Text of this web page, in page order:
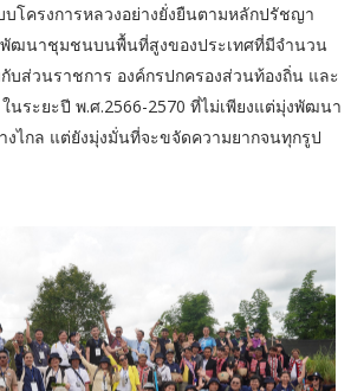
โครงการหลวงอย่างยั่งยืนตามหลักปรัชญา
พัฒนาชุมชนบนพื้นที่สูงของประเทศที่มีจำนวน
บส่วนราชการ องค์กรปกครองส่วนท้องถิ่น และ
ในระยะปี พ.ศ.2566-2570 ที่ไม่เพียงแต่มุ่งพัฒนา
ไกล แต่ยังมุ่งมั่นที่จะขจัดความยากจนทุกรูป